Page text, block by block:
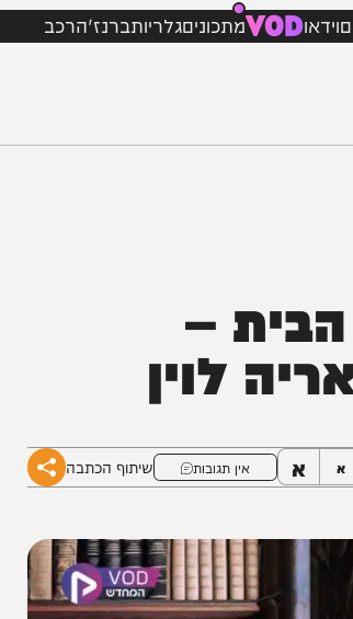
VODמתכוניםגלריותברנז'הרכב
–
לוין
א אין תגובות שיתוף הכתבה